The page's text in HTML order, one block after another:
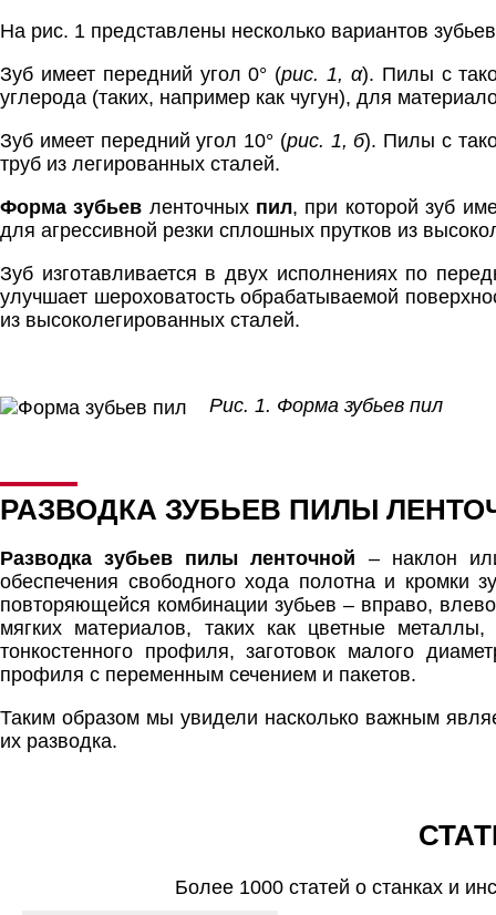
На рис. 1 представлены несколько вариантов
Зуб имеет передний угол 0° (рис. 1, α). Пилы с
углерода (таких, например как чугун), для
Зуб имеет передний угол 10° (рис. 1, б). Пилы с
труб из легированных сталей.
Форма зубьев ленточных пил, при которой зуб
для агрессивной резки сплошных прутков из
Зуб изготавливается в двух исполнениях по
улучшает шероховатость обрабатываемой
из высоколегированных сталей.
Рис. 1. Форма зубьев пил
РАЗВОДКА ЗУБЬЕВ ПИЛЫ
Разводка зубьев пилы ленточной – наклон
обеспечения свободного хода полотна и кромки
повторяющейся комбинации зубьев – вправо,
мягких материалов, таких как цветные
тонкостенного профиля, заготовок малого
профиля с переменным сечением и пакетов.
Таким образом мы увидели насколько важным
их разводка.
Более 1000 статей о станках и